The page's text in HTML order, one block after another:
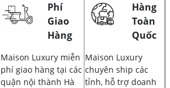
Phí
Giao
Hàng
Maison Luxury miễn
phí giao hàng tại các
quận nội thành Hà
Hàng
Toàn
Quốc
Maison Luxury
chuyên ship các
tỉnh, hỗ trợ doanh